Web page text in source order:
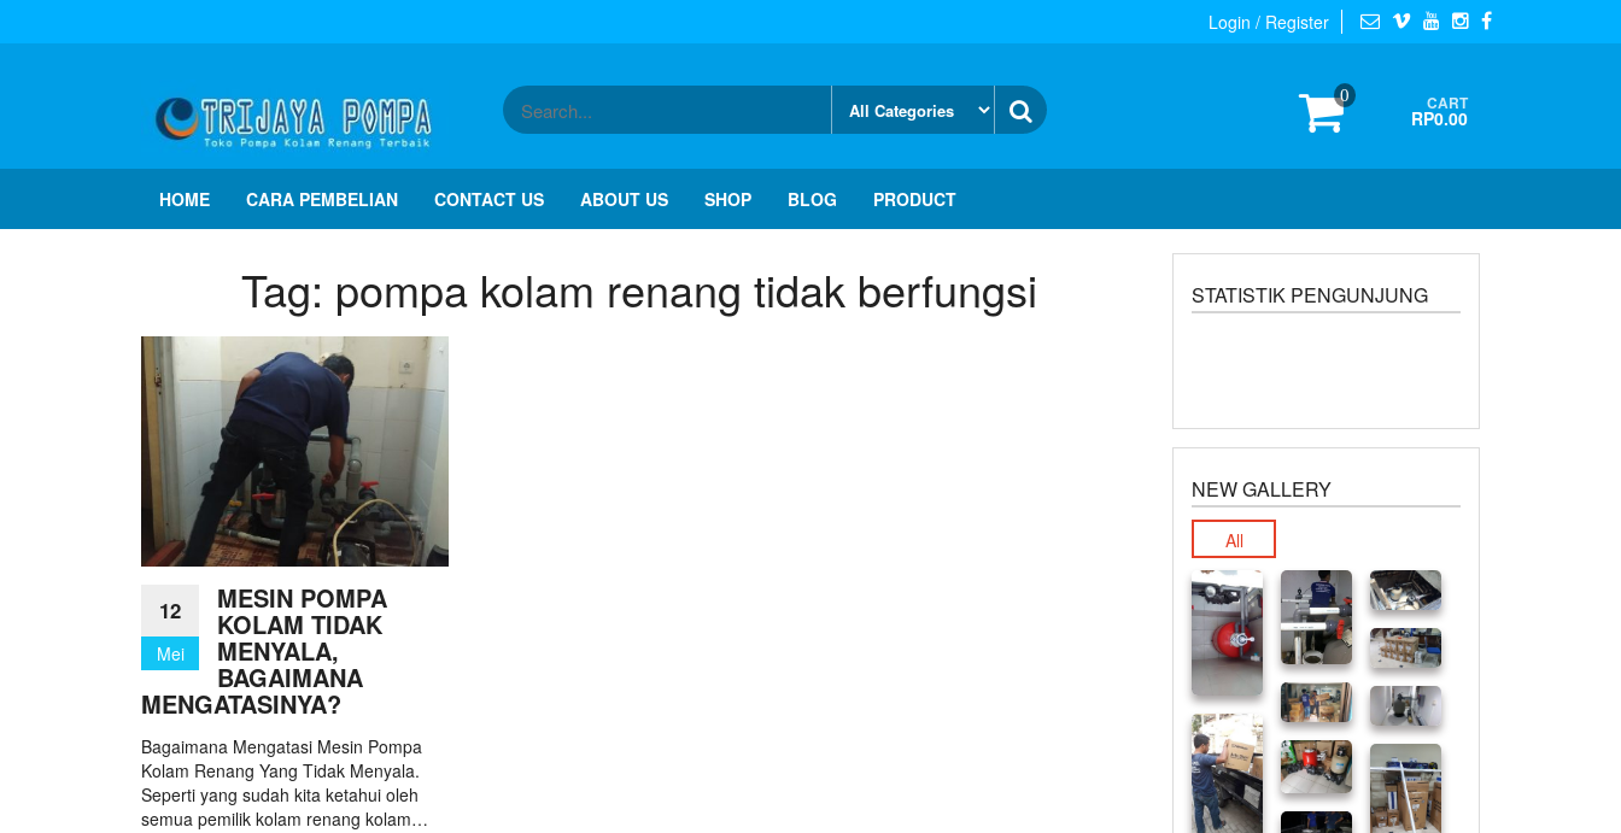
Login / Register
0 CART
RP0.00
HOME CARA PEMBELIAN CONTACT US ABOUT US SHOP BLOG PRODUCT
Tag: pompa kolam renang tidak berfungsi
12
Mei
MESIN POMPA
KOLAM TIDAK
MENYALA,
BAGAIMANA
MENGATASINYA?
Bagaimana Mengatasi Mesin Pompa
Kolam Renang Yang Tidak Menyala.
Seperti yang sudah kita ketahui oleh
semua pemilik kolam renang kolam…
STATISTIK PENGUNJUNG
NEW GALLERY
All